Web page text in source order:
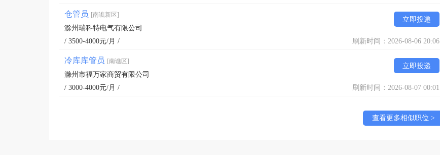
仓管员 [南谯新区]
立即投递
滁州瑞科特电气有限公司
/ 3500-4000元/月 /
刷新时间：2026-08-06 20:06
冷库库管员 [南谯区]
立即投递
滁州市福万家商贸有限公司
/ 3000-4000元/月 /
刷新时间：2026-08-07 00:01
查看更多相似职位 >